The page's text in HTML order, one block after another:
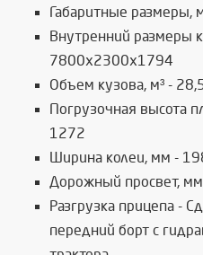
Габаритные
Внутренний размеры
7800x2300x1794
Объем кузова, м³ -
Погрузочная высота
1272
Ширина колеи, мм -
Дорожный просвет,
Разгрузка прицепа -
передний борт с